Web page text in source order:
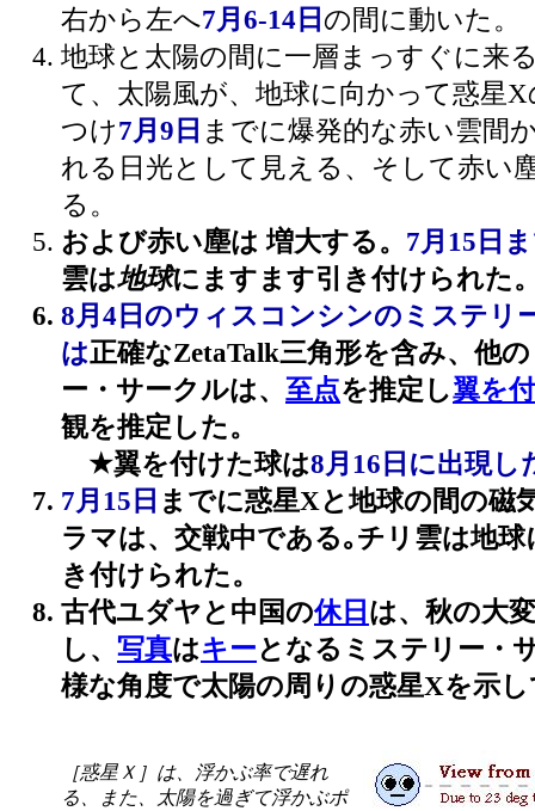
右から左へ7月6-14日 の間に動いた
地球と太陽の間に一層まっすぐに来
て、太陽風が、地球に向かって惑星
つけ7月9日 までに爆発的な赤い雲間
れる日光として見える、そして赤い
る。
および赤い塵は 増大する。 7月15日
雲は地球にますます引き付けられた
8月4日のウィスコンシンのミステリ
は正確なZetaTalk三角形を含み、他
ー・サークルは、 至点を推定し翼を
観を推定した。
★翼を付けた球は8月16日に出現し
7月15日 までに惑星Xと地球の間の磁
ラマは、交戦中である｡チリ雲は地
き付けられた。
古代ユダヤと中国の休日 は、秋の大
し、 写真はキーとなるミステリー・
様な角度で太陽の周りの惑星Xを示
［惑星Ｘ］は、浮かぶ率で遅れ
る、また、太陽を過ぎて浮かぶポ